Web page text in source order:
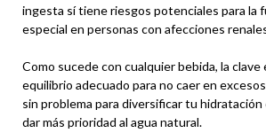
ingesta sí tiene riesgos potenciales para la
especial en personas con afecciones
Como sucede con cualquier bebida, la
equilibrio adecuado para no caer en
sin problema para diversificar tu hidratación
dar más prioridad al agua natural.